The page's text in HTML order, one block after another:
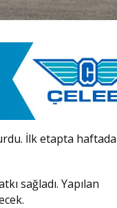
İlk etapta
sağladı. Yapılan